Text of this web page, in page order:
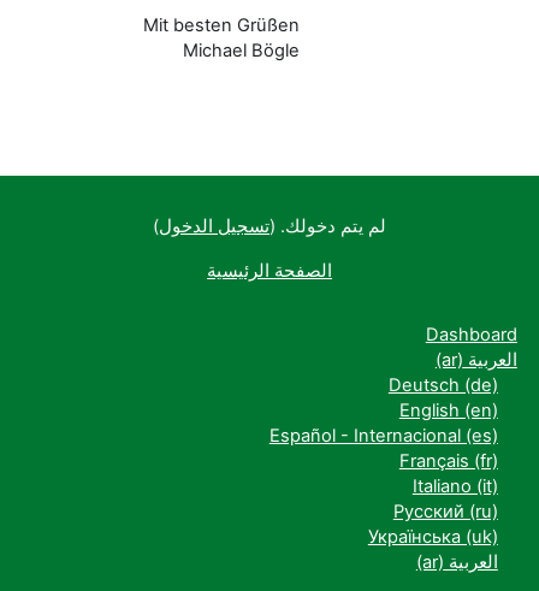
Mit besten Grüßen
Michael Bögle
لم يتم دخولك. (تسجيل الدخول)
الصفحة الرئيسية
Dashboard
العربية ‎(ar)‎
Deutsch ‎(de)‎
English ‎(en)‎
Español - Internacional ‎(es)‎
Français ‎(fr)‎
Italiano ‎(it)‎
Русский ‎(ru)‎
Українська ‎(uk)‎
العربية ‎(ar)‎